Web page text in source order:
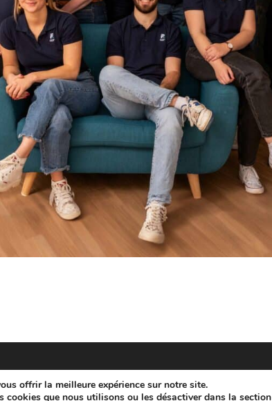
Copyright - WordPress Theme by OceanWP
offrir la meilleure expérience sur notre site.
cookies que nous utilisons ou les désactiver dans la section